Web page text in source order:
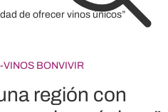
de ofrecer vinos únicos”
-VINOS BONVIVIR
región con